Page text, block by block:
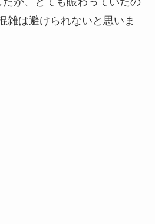
雑は避けられないと思いま